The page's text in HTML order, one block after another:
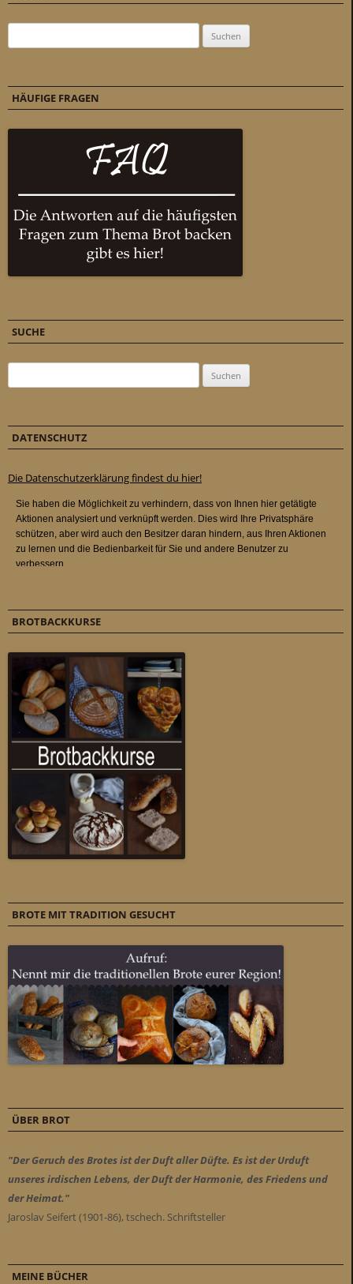
HÄUFIGE FRAGEN
SUCHE
DATENSCHUTZ
Die Datenschutzerklärung findest du hier!
BROTBACKKURSE
BROTE MIT TRADITION GESUCHT
ÜBER BROT
"Der Geruch des Brotes ist der Duft aller Düfte. Es ist der Urduft
unseres irdischen Lebens, der Duft der Harmonie, des Friedens und
der Heimat."
Jaroslav Seifert (1901-86), tschech. Schriftsteller
MEINE BÜCHER